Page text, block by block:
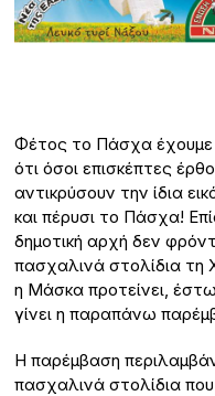
Φέτος το Πάσχα έχουμε
ότι όσοι επισκέπτες
αντικρύσουν την ίδια
και πέρυσι το Πάσχα!
δημοτική αρχή δεν
πασχαλινά στολίδια
η Μάσκα προτείνει,
γίνει η παραπάνω
Η παρέμβαση
πασχαλινά στολίδια